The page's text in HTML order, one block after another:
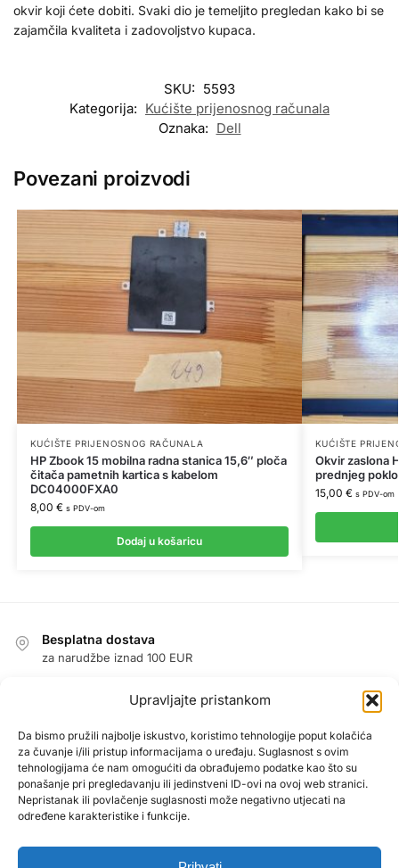
Upravljajte pristankom
Da bismo pružili najbolje iskustvo, koristimo tehnologije poput kolačića
za čuvanje i/ili pristup informacijama o uređaju. Suglasnost s ovim
tehnologijama će nam omogućiti da obrađujemo podatke kao što su
ponašanje pri pregledavanju ili jedinstveni ID-ovi na ovoj web stranici.
Nepristanak ili povlačenje suglasnosti može negativno utjecati na
određene karakteristike i funkcije.
okvir koji ćete dobiti. Svaki dio je temeljito pregledan kako bi se
zajamčila kvaliteta i zadovoljstvo kupaca.
SKU: 5593
Kategorija: Kućište prijenosnog računala
Oznaka: Dell
Povezani proizvodi
KUĆIŠTE PRIJENOSNOG RAČUNALA
HP Zbook 15 mobilna radna stanica 15,6″ ploča
čitača pametnih kartica s kabelom
DC04000FXA0
8,00 € s PDV-om
Dodaj u košaricu
KUĆIŠTE
Okvir zaslona
prednjeg
15,00 € s PDV-om
Besplatna dostava
za narudžbe iznad 100 EUR
jamstvo povrata novca
Jamstvo
1 godina jamstva na sve proizvode
Sigurna kupnja zajamčena
PayPal / MasterCard / Visa